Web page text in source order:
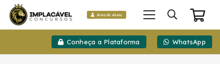
Área do Aluno
Conheça a Plataforma WhatsApp